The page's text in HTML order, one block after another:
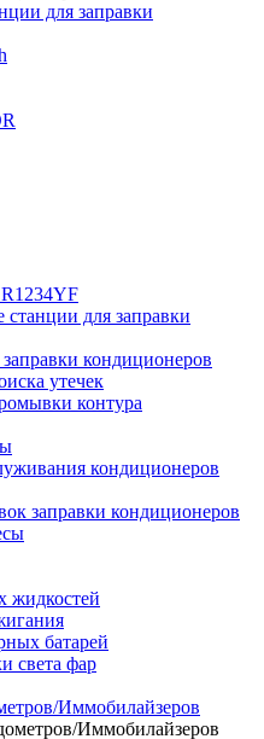
для заправки
для заправки
кондиционеров
утечек
контура
кондиционеров
заправки кондиционеров
жидкостей
батарей
света фар
Иммобилайзеров